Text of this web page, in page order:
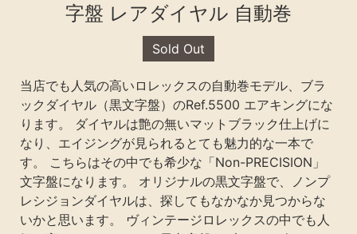
字盤 レアダイヤル 自動巻
Sold Out
当店でも人気の高いロレックスの自動巻モデル、ブラ
ックダイヤル（黒文字盤）のRef.5500 エアキングにな
ります。 ダイヤルは艶の無いマットブラック仕上げに
なり、エイジングが見られるとても魅力的な一本で
す。 こちらはその中でも希少な「Non-PRECISION」
文字盤になります。 オリジナルの黒文字盤で、ノンプ
レシジョンダイヤルは、探してもなかなか見つからな
いかと思います。 ヴィンテージロレックスの中でも人